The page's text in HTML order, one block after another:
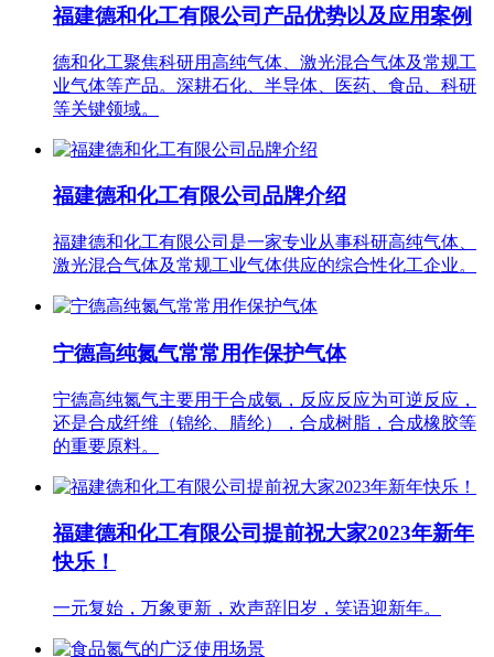
福建德和化工有限公司产品优势以及应用案例
德和化工聚焦科研用高纯气体、激光混合气体及常规工
业气体等产品。深耕石化、半导体、医药、食品、科研
等关键领域。
福建德和化工有限公司品牌介绍
福建德和化工有限公司是一家专业从事科研高纯气体、
激光混合气体及常规工业气体供应的综合性化工企业。
宁德高纯氮气常常用作保护气体
宁德高纯氮气主要用于合成氨，反应反应为可逆反应，
还是合成纤维（锦纶、腈纶），合成树脂，合成橡胶等
的重要原料。
福建德和化工有限公司提前祝大家2023年新年
快乐！
一元复始，万象更新，欢声辞旧岁，笑语迎新年。